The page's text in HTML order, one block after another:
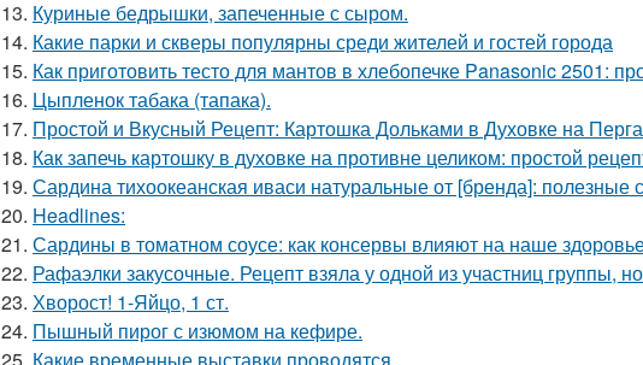
13. Куриные бедрышки, запеченные с сыром.
14. Какие парки и скверы популярны среди жителей и гостей города
15. Как приготовить тесто для мантов в хлебопечке Panasonic 2501:
16. Цыпленок табака (тапака).
17. Простой и Вкусный Рецепт: Картошка Дольками в Духовке на
18. Как запечь картошку в духовке на противне целиком: простой
19. Сардина тихоокеанская иваси натуральные от [бренда]: полезные
20. Headlines:
21. Сардины в томатном соусе: как консервы влияют на наше
22. Рафаэлки закусочные. Рецепт взяла у одной из участниц группы,
23. Хворост! 1-Яйцо, 1 ст.
24. Пышный пирог с изюмом на кефире.